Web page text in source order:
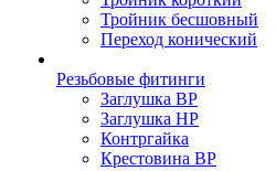
Тройник бесшовный
Переход конический
Резьбовые фитинги
Заглушка ВР
Заглушка НР
Контргайка
Крестовина ВР